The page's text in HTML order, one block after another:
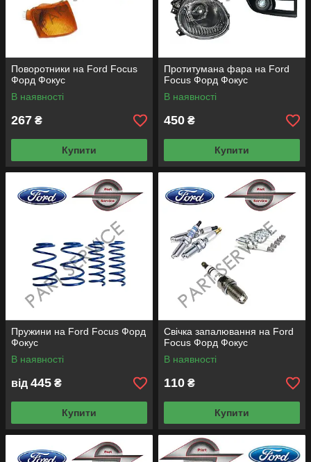
Поворотники на Ford Focus
Форд Фокус
В наявності
267 ₴
Купити
Протитумана фара на Ford
Focus Форд Фокус
В наявності
450 ₴
Купити
Пружини на Ford Focus Форд
Фокус
В наявності
від 445 ₴
Купити
Свічка запалювання на Ford
Focus Форд Фокус
В наявності
110 ₴
Купити